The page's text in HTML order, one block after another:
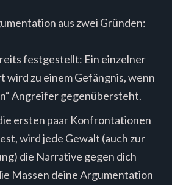
aus zwei Gründen:
festgestellt: Ein einzelner
wird zu einem Gefängnis, wenn
Angreifer gegenübersteht.
ersten paar Konfrontationen
wird jede Gewalt (auch zur
die Narrative gegen dich
Massen deine Argumentation